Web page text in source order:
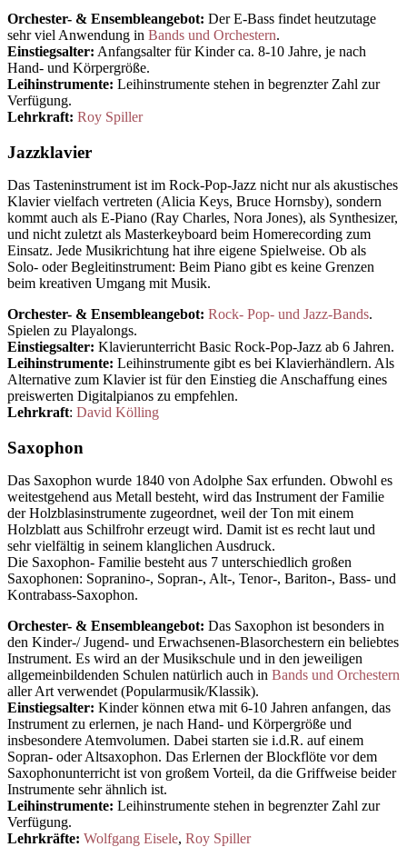
Orchester- & Ensembleangebot: Der E-Bass findet heutzutage
sehr viel Anwendung in Bands und Orchestern.
Einstiegsalter: Anfangsalter für Kinder ca. 8-10 Jahre, je nach
Hand- und Körpergröße.
Leihinstrumente: Leihinstrumente stehen in begrenzter Zahl zur
Verfügung.
Lehrkraft: Roy Spiller
Jazzklavier
Das Tasteninstrument ist im Rock-Pop-Jazz nicht nur als akustisches
Klavier vielfach vertreten (Alicia Keys, Bruce Hornsby), sondern
kommt auch als E-Piano (Ray Charles, Nora Jones), als Synthesizer,
und nicht zuletzt als Masterkeyboard beim Homerecording zum
Einsatz. Jede Musikrichtung hat ihre eigene Spielweise. Ob als
Solo- oder Begleitinstrument: Beim Piano gibt es keine Grenzen
beim kreativen Umgang mit Musik.
Orchester- & Ensembleangebot: Rock- Pop- und Jazz-Bands.
Spielen zu Playalongs.
Einstiegsalter: Klavierunterricht Basic Rock-Pop-Jazz ab 6 Jahren.
Leihinstrumente: Leihinstrumente gibt es bei Klavierhändlern. Als
Alternative zum Klavier ist für den Einstieg die Anschaffung eines
preiswerten Digitalpianos zu empfehlen.
Lehrkraft: David Kölling
Saxophon
Das Saxophon wurde 1840 von Adolphe Sax erfunden. Obwohl es
weitestgehend aus Metall besteht, wird das Instrument der Familie
der Holzblasinstrumente zugeordnet, weil der Ton mit einem
Holzblatt aus Schilfrohr erzeugt wird. Damit ist es recht laut und
sehr vielfältig in seinem klanglichen Ausdruck.
Die Saxophon- Familie besteht aus 7 unterschiedlich großen
Saxophonen: Sopranino-, Sopran-, Alt-, Tenor-, Bariton-, Bass- und
Kontrabass-Saxophon.
Orchester- & Ensembleangebot: Das Saxophon ist besonders in
den Kinder-/ Jugend- und Erwachsenen-Blasorchestern ein beliebtes
Instrument. Es wird an der Musikschule und in den jeweiligen
allgemeinbildenden Schulen natürlich auch in Bands und Orchestern
aller Art verwendet (Popularmusik/Klassik).
Einstiegsalter: Kinder können etwa mit 6-10 Jahren anfangen, das
Instrument zu erlernen, je nach Hand- und Körpergröße und
insbesondere Atemvolumen. Dabei starten sie i.d.R. auf einem
Sopran- oder Altsaxophon. Das Erlernen der Blockflöte vor dem
Saxophonunterricht ist von großem Vorteil, da die Griffweise beider
Instrumente sehr ähnlich ist.
Leihinstrumente: Leihinstrumente stehen in begrenzter Zahl zur
Verfügung.
Lehrkräfte: Wolfgang Eisele, Roy Spiller